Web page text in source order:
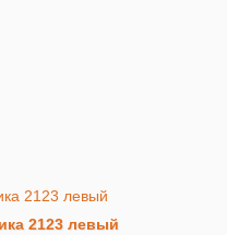
2123 левый